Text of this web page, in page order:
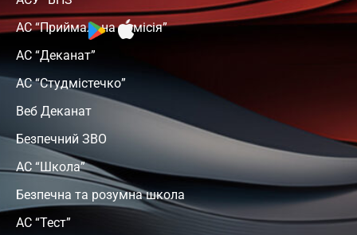
АС “Приймальна комісія”
АС “Деканат”
АС “Студмістечко”
Веб Деканат
Безпечний ЗВО
АС “Школа”
Безпечна та розумна школа
АС “Тест”